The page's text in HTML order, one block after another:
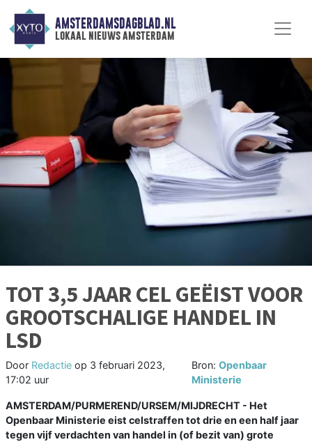
AMSTERDAMSDAGBLAD.NL
lokaal nieuws amsterdam
TOT 3,5 JAAR CEL GEËIST VOOR
GROOTSCHALIGE HANDEL IN
LSD
Door Redactie op 3 februari 2023,
17:02 uur
Bron: Openbaar
Ministerie
AMSTERDAM/PURMEREND/URSEM/MIJDRECHT - Het
Openbaar Ministerie eist celstraffen tot drie en een half jaar
tegen vijf verdachten van handel in (of bezit van) grote